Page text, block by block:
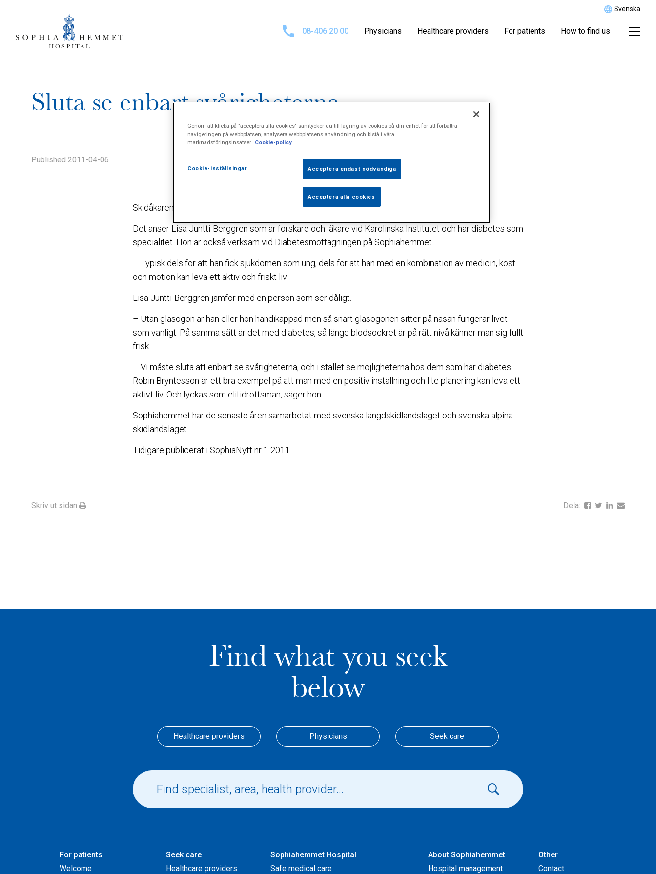
Svenska
08-406 20 00 Physicians Healthcare providers For patients How to find us
Sluta se enbart svårigheterna
Published 2011-04-06
Skidåkaren Robin Bryntesson är på många sätt typisk för den som har diabetes av typ 1.
Det anser Lisa Juntti-Berggren som är forskare och läkare vid Karolinska Institutet och har diabetes som
specialitet. Hon är också verksam vid Diabetesmottagningen på Sophiahemmet.
– Typisk dels för att han fick sjukdomen som ung, dels för att han med en kombination av medicin, kost
och motion kan leva ett aktiv och friskt liv.
Lisa Juntti-Berggren jämför med en person som ser dåligt.
– Utan glasögon är han eller hon handikappad men så snart glasögonen sitter på näsan fungerar livet
som vanligt. På samma sätt är det med diabetes, så länge blodsockret är på rätt nivå känner man sig fullt
frisk.
– Vi måste sluta att enbart se svårigheterna, och i stället se möjligheterna hos dem som har diabetes.
Robin Bryntesson är ett bra exempel på att man med en positiv inställning och lite planering kan leva ett
aktivt liv. Och lyckas som elitidrottsman, säger hon.
Sophiahemmet har de senaste åren samarbetat med svenska längdskidlandslaget och svenska alpina
skidlandslaget.
Tidigare publicerat i SophiaNytt nr 1 2011
Skriv ut sidan Dela:
Find what you seek
below
Healthcare providers Physicians Seek care
For patients
Welcome
Seek care
Healthcare providers
Sophiahemmet Hospital
Safe medical care
About Sophiahemmet
Hospital management
Other
Contact
Genom att klicka på "acceptera alla cookies" samtycker du till lagring av cookies på din enhet för att förbättra
navigeringen på webbplatsen, analysera webbplatsens användning och bistå i våra
marknadsföringsinsatser. Cookie-policy
Cookie-inställningar Acceptera endast nödvändiga
Acceptera alla cookies